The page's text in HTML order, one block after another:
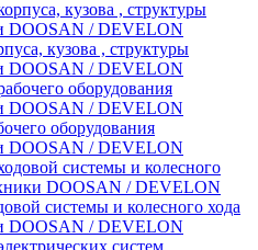
кузова , структуры
DOOSAN / DEVELON
оборудования
DOOSAN / DEVELON
системы и колесного хода
DOOSAN / DEVELON